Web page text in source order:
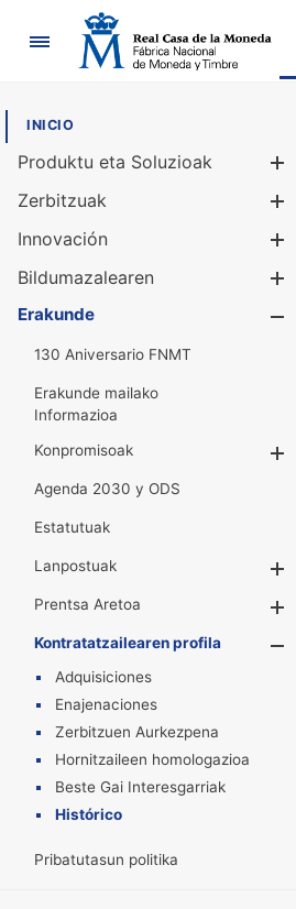
Nabigazioa
INICIO
Produktu eta Soluzioak
Zerbitzuak
Innovación
Bildumazalearen
Erakunde
130 Aniversario FNMT
Erakunde mailako
Informazioa
Konpromisoak
Agenda 2030 y ODS
Estatutuak
Lanpostuak
Prentsa Aretoa
Kontratatzailearen profila
Adquisiciones
Enajenaciones
Zerbitzuen Aurkezpena
Hornitzaileen homologazioa
Beste Gai Interesgarriak
Histórico
Pribatutasun politika